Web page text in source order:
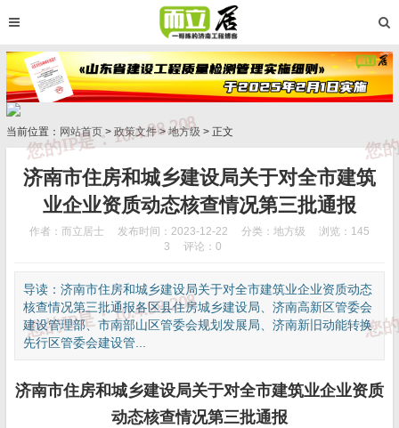
当前位置： 网站首页 > 政策文件>地方级 > 正文
济南市住房和城乡建设局关于对全市建筑
业企业资质动态核查情况第三批通报
作者：而立居士 发布时间：2023-12-22 分类： 地方级
浏览：145
3
评论：0
导读：济南市住房和城乡建设局关于对全市建筑业企业资质动态
核查情况第三批通报各区县住房城乡建设局、济南高新区管委会
建设管理部、市南部山区管委会规划发展局、济南新旧动能转换
先行区管委会建设管...
济南市住房和城乡建设局关于对全市建筑业企业资质
动态核查情况第三批通报